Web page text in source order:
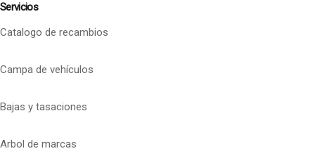
Servicios
Catalogo de recambios
Campa de vehículos
Bajas y tasaciones
Arbol de marcas